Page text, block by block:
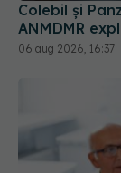
Colebil și
ANMDMR
06 aug 2026, 16:37